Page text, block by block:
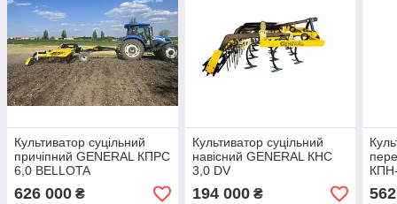
Культиватор суцільний
причіпний GENERAL КПРС
6,0 BELLOTA
626 000 ₴
Культиватор суцільний
навісний GENERAL КНC
3,0 DV
194 000₴